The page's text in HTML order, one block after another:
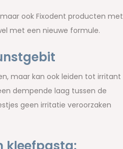
ook Fixodent producten met
met een nieuwe formule.
maar kan ook leiden tot irritant
dempende laag tussen de
geen irritatie veroorzaken